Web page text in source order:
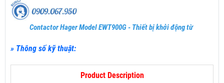
Contactor Hager Model EWT900G - Thiết bị khởi động từ
» Thông số kỹ thuật:
Product Description